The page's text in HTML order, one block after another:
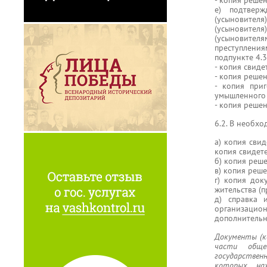
е)
подпункте
- копия
- копия
- копия
умышленного
- копия
6.2. В
а) копия
копия
б) копия
в) копия
г) копия
жительства
д) справка
Документы
части